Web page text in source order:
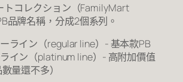
トコレクション（FamilyMart
品牌名稱，分成2個系列。
ライン（regular line）- 基本款PB
イン（platinum line）- 高附加價值
量還不多）